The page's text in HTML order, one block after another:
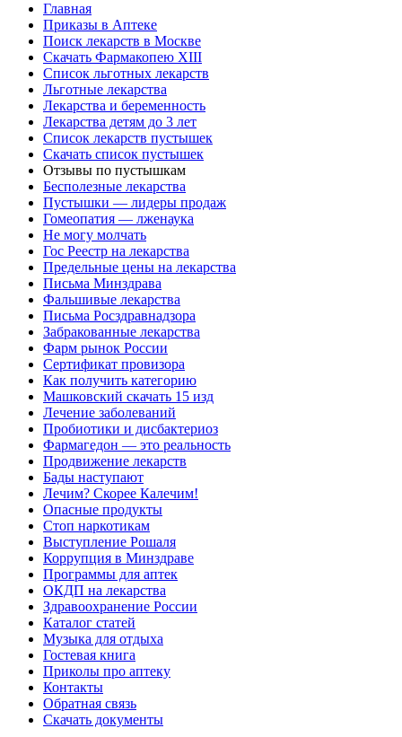
Главная
Приказы в Аптеке
Поиск лекарств в Москве
Скачать Фармакопею XIII
Список льготных лекарств
Льготные лекарства
Лекарства и беременность
Лекарства детям до 3 лет
Список лекарств пустышек
Скачать список пустышек
Отзывы по пустышкам
Бесполезные лекарства
Пустышки — лидеры продаж
Гомеопатия — лженаука
Не могу молчать
Гос Реестр на лекарства
Предельные цены на лекарства
Письма Минздрава
Фальшивые лекарства
Письма Росздравнадзора
Забракованные лекарства
Фарм рынок России
Сертификат провизора
Как получить категорию
Машковский скачать 15 изд
Лечение заболеваний
Пробиотики и дисбактериоз
Фармагедон — это реальность
Продвижение лекарств
Бады наступают
Лечим? Скорее Калечим!
Опасные продукты
Стоп наркотикам
Выступление Рошаля
Коррупция в Минздраве
Программы для аптек
ОКДП на лекарства
Здравоохранение России
Каталог статей
Музыка для отдыха
Гостевая книга
Приколы про аптеку
Контакты
Обратная связь
Скачать документы